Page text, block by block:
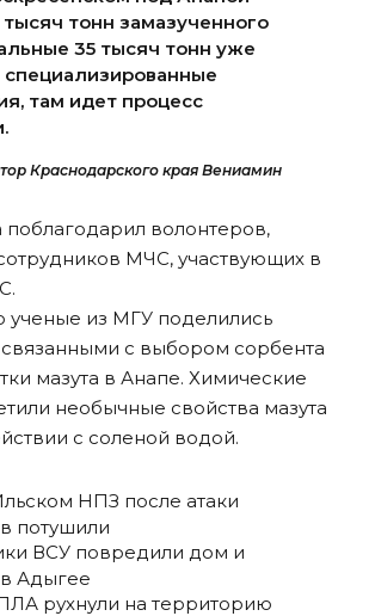
тонн замазученного
35 тысяч тонн уже
специализированные
там идет процесс
Краснодарского края Вениамин
поблагодарил волонтеров,
МЧС, участвующих в
ученые из МГУ поделились
с выбором сорбента
мазута в Анапе. Химические
необычные свойства мазута
с соленой водой.
НПЗ после атаки
потушили
ВСУ повредили дом и
Адыгее
рухнули на территорию